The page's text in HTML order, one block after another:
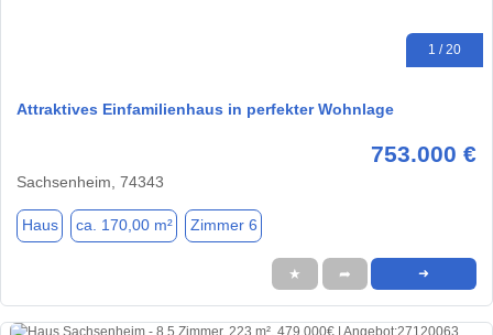
1 / 20
Attraktives Einfamilienhaus in perfekter Wohnlage
753.000 €
Sachsenheim, 74343
Haus ca. 170,00 m² Zimmer 6
★ ➦ ➜